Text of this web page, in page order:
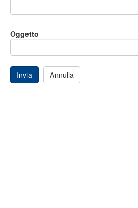
Oggetto
Invia Annulla